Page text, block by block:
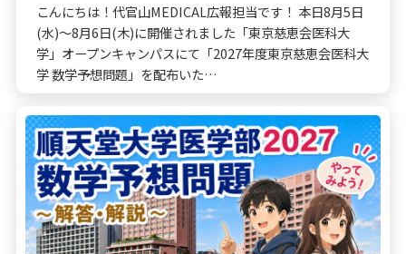
こんにちは！代官山MEDICAL広報担当です！ 本日8月5日
(水)〜8月6日(木)に開催されました「東京慈恵会医科大
学」オープンキャンパスにて「2027年度東京慈恵会医科大
学 数学予想問題」を配布いた…